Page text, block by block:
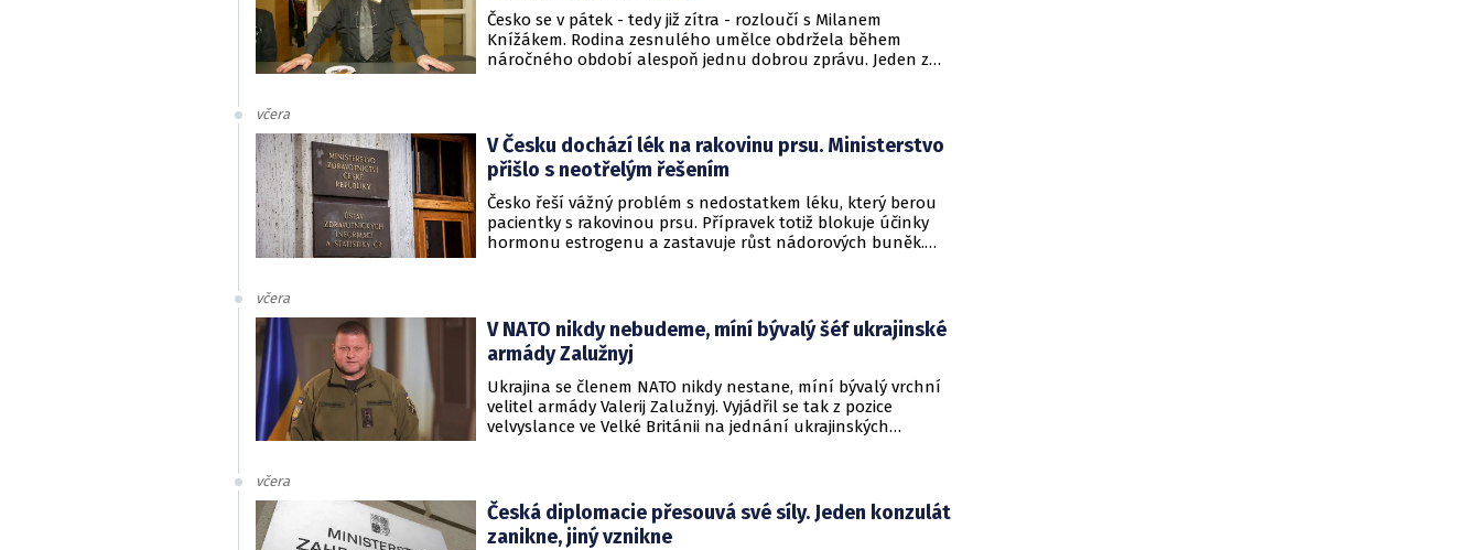
Česko se v pátek - tedy již zítra - rozloučí s Milanem
Knížákem. Rodina zesnulého umělce obdržela během
náročného období alespoň jednu dobrou zprávu. Jeden z
včera
V Česku dochází lék na rakovinu prsu. Ministerstvo
přišlo s neotřelým řešením
Česko řeší vážný problém s nedostatkem léku, který berou
pacientky s rakovinou prsu. Přípravek totiž blokuje účinky
hormonu estrogenu a zastavuje růst nádorových buněk.
včera
V NATO nikdy nebudeme, míní bývalý šéf ukrajinské
armády Zalužnyj
Ukrajina se členem NATO nikdy nestane, míní bývalý vrchní
velitel armády Valerij Zalužnyj. Vyjádřil se tak z pozice
velvyslance ve Velké Británii na jednání ukrajinských
včera
Česká diplomacie přesouvá své síly. Jeden konzulát
zanikne, jiný vznikne